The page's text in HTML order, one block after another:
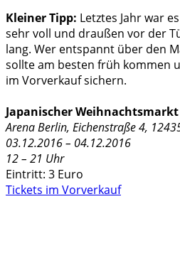
Kleiner Tipp: Letztes Jahr war
sehr voll und draußen vor der
lang. Wer entspannt über den
sollte am besten früh kommen
im Vorverkauf sichern.
Japanischer Weihnachtsmarkt
Arena Berlin, Eichenstraße 4,
03.12.2016 – 04.12.2016
12 – 21 Uhr
Eintritt: 3 Euro
Tickets im Vorverkauf